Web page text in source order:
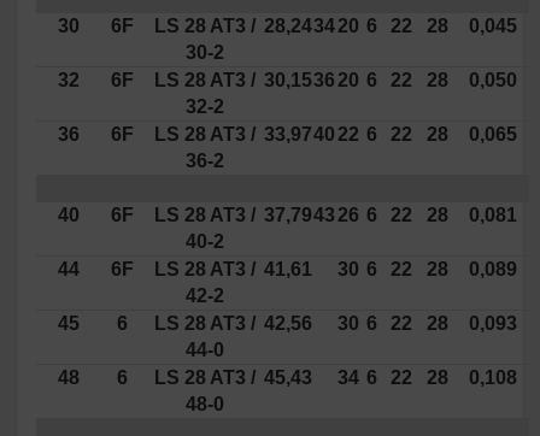
30 6F
LS 28 AT3 /
30-2
28,243420 6 22 28 0,045
32 6F
LS 28 AT3 /
32-2
30,153620 6 22 28 0,050
36 6F
LS 28 AT3 /
36-2
33,974022 6 22 28 0,065
40 6F
LS 28 AT3 /
40-2
37,794326 6 22 28 0,081
44 6F
LS 28 AT3 /
42-2
41,61 30 6 22 28 0,089
45 6
LS 28 AT3 /
44-0
42,56 30 6 22 28 0,093
48 6
LS 28 AT3 /
48-0
45,43 34 6 22 28 0,108